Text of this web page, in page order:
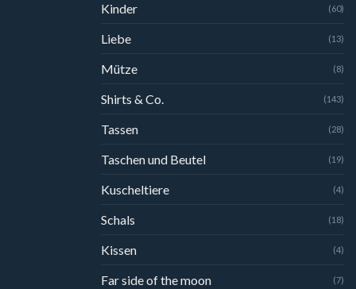
Kinder (60)
Liebe (13)
Mütze (8)
Shirts & Co. (143)
Tassen (28)
Taschen und Beutel (19)
Kuscheltiere (4)
Schals (18)
Kissen (4)
Far side of the moon (7)